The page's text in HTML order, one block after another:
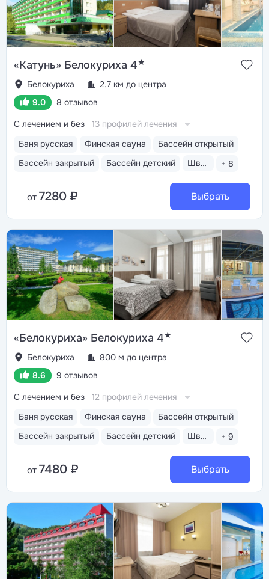
«Катунь» Белокуриха 4★
Белокуриха
2.7 км до центра
9.0
8 отзывов
Баня русская Финская сауна
Бассейн открытый
Бассейн закрытый
Бассейн детский Шведский стол + 8
С лечением и без 13 профилей лечения
от 7280 ₽ Выбрать
«Белокуриха» Белокуриха 4★
Белокуриха
800 м до центра
8.6
9 отзывов
Баня русская Финская сауна
Бассейн открытый
Бассейн закрытый
Бассейн детский Шведский стол + 9
С лечением и без 12 профилей лечения
от 7480 ₽ Выбрать